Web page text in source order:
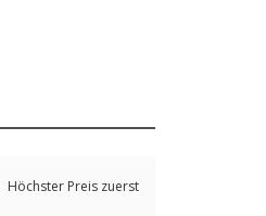
Höchster Preis zuerst